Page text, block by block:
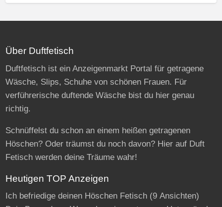
Über Duftfetisch
Duftfetisch ist ein Anzeigenmarkt Portal für getragene
Wäsche, Slips, Schuhe von schönen Frauen. Für
verführerische duftende Wäsche bist du hier genau
richtig.
Schnüffelst du schon an einem heißen getragenen
Höschen? Oder träumst du noch davon? Hier auf Duft
Fetisch werden deine Träume wahr!
Heutigen TOP Anzeigen
Ich befriedige deinen Höschen Fetisch(9 Ansichten)